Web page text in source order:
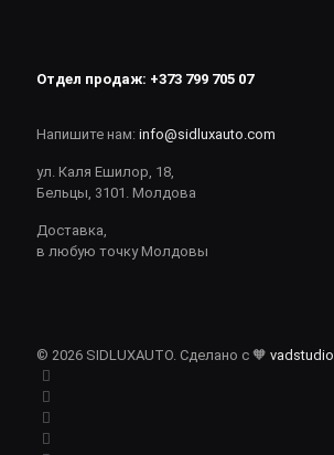
Отдел продаж: +373 799 705 07
Напишите нам: info@sidluxauto.com
ул. Каля Ешилор, 18,
Бельцы, 3101. Молдова
Доставка,
в любую точку Молдовы
© 2026 SIDLUXAUTO. Сделано с 🧡 vadstudio